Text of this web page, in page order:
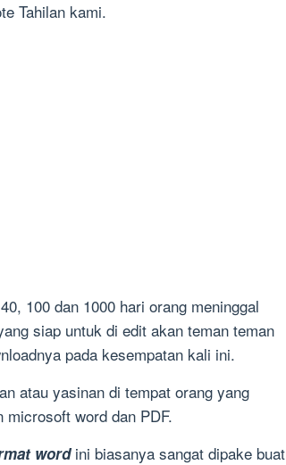
Tahilan kami.
100 dan 1000 hari orang meninggal
siap untuk di edit akan teman teman
pada kesempatan kali ini.
atau yasinan di tempat orang yang
microsoft word dan PDF.
wordini biasanya sangat dipake buat